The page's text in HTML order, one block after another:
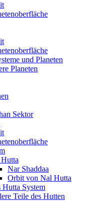
und Planeten
Planeten
Sektor
Nar Shaddaa
Orbit von Nal Hutta
Hutta System
Teile des Hutten